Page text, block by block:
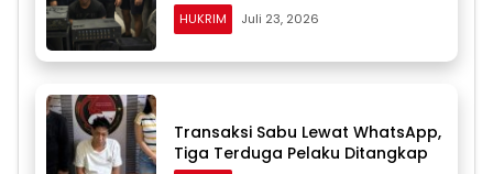
HUKRIM Juli 23, 2026
Transaksi Sabu Lewat WhatsApp,
Tiga Terduga Pelaku Ditangkap